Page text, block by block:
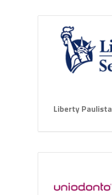
Liberty Paulista